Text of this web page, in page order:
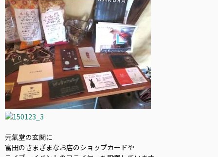
元氣堂の玄関に
富田のさまざまなお店のショップカードや